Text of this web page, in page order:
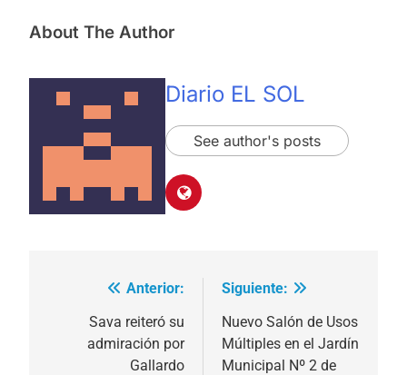
About The Author
Diario EL SOL
See author's posts
Navegación
entradas
Anterior:
Sava reiteró su
admiración por
Gallardo
Siguiente:
Nuevo Salón de Usos
Múltiples en el Jardín
Municipal Nº 2 de